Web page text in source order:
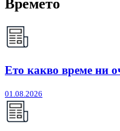
Времето
Ето какво време ни
01.08.2026